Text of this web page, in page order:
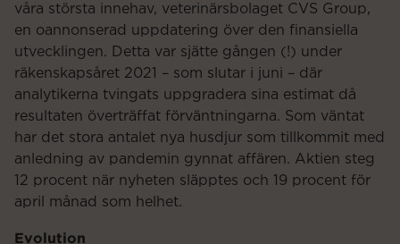
våra största innehav, veterinärsbolaget CVS Group,
en oannonserad uppdatering över den finansiella
utvecklingen. Detta var sjätte gången (!) under
räkenskapsåret 2021 – som slutar i juni – där
analytikerna tvingats uppgradera sina estimat då
resultaten överträffat förväntningarna. Som väntat
har det stora antalet nya husdjur som tillkommit med
anledning av pandemin gynnat affären. Aktien steg
12 procent när nyheten släpptes och 19 procent för
april månad som helhet.
Evolution